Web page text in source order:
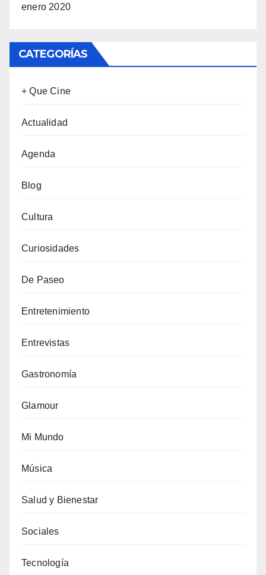
enero 2020
CATEGORÍAS
+ Que Cine
Actualidad
Agenda
Blog
Cultura
Curiosidades
De Paseo
Entretenimiento
Entrevistas
Gastronomía
Glamour
Mi Mundo
Música
Salud y Bienestar
Sociales
Tecnología